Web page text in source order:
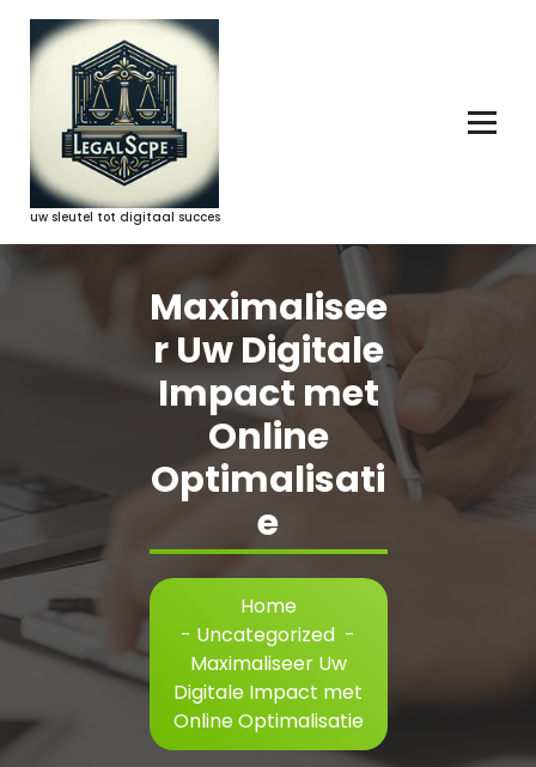
naar
uw sleutel tot digitaal succes
Maximalisee
r Uw Digitale
Impact met
Online
Optimalisati
e
Home
- Uncategorized -
Maximaliseer Uw
Digitale Impact met
Online Optimalisatie